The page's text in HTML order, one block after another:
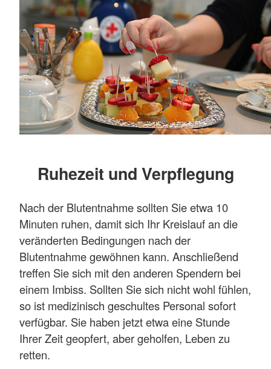
Ruhezeit und Verpflegung
Nach der Blutentnahme sollten Sie etwa 10
Minuten ruhen, damit sich Ihr Kreislauf an die
veränderten Bedingungen nach der
Blutentnahme gewöhnen kann. Anschließend
treffen Sie sich mit den anderen Spendern bei
einem Imbiss. Sollten Sie sich nicht wohl fühlen,
so ist medizinisch geschultes Personal sofort
verfügbar. Sie haben jetzt etwa eine Stunde
Ihrer Zeit geopfert, aber geholfen, Leben zu
retten.